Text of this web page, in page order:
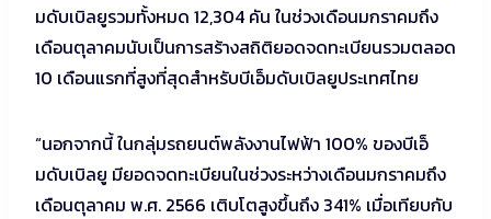
มดับเบิลยูรวมทั้งหมด 12,304 คัน ในช่วงเดือนมกราคมถึง
เดือนตุลาคมนับเป็นการสร้างสถิติยอดจดทะเบียนรวมตลอด
10 เดือนแรกที่สูงที่สุดสำหรับบีเอ็มดับเบิลยูประเทศไทย
“นอกจากนี้ ในกลุ่มรถยนต์พลังงานไฟฟ้า 100% ของบีเอ็
มดับเบิลยู มียอดจดทะเบียนในช่วงระหว่างเดือนมกราคมถึง
เดือนตุลาคม พ.ศ. 2566 เติบโตสูงขึ้นถึง 341% เมื่อเทียบกับ